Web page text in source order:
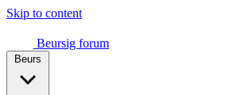
Skip to content
Beursig forum